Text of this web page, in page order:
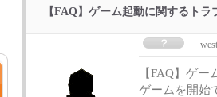
【FAQ】ゲーム起動に関するトラ
west
【FAQ】ゲ
ゲームを開始